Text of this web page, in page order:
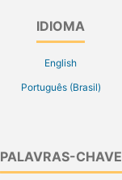
IDIOMA
English
Português (Brasil)
PALAVRAS-CHAVE